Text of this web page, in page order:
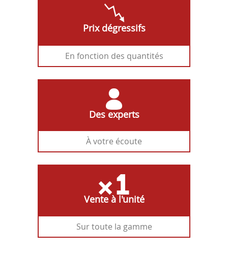
Prix dégressifs
En fonction des quantités
Des experts
À votre écoute
Vente à l'unité
Sur toute la gamme